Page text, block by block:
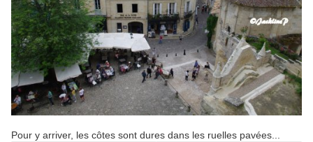
Pour y arriver, les côtes sont dures dans les ruelles pavées...